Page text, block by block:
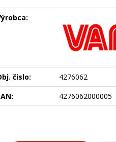
čislo:
4276062
4276062000005